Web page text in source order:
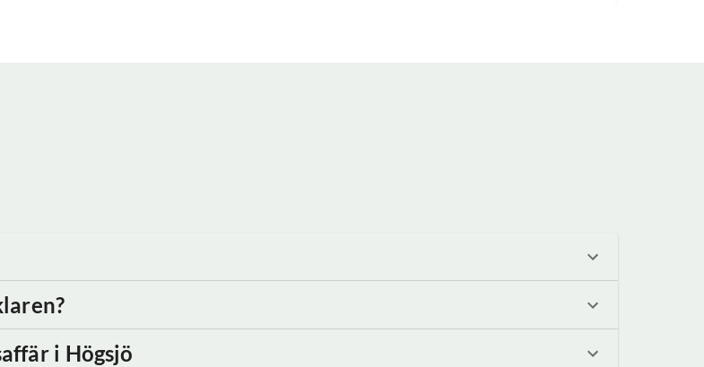
i Högsjö